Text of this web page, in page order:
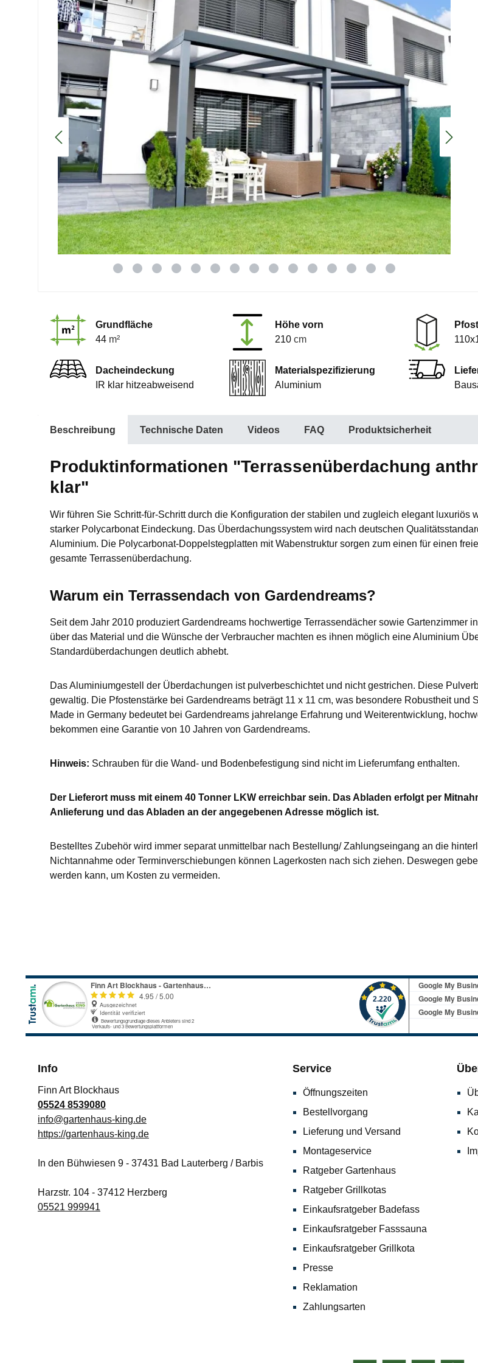
Grundfläche
44 m²
Höhe vorn
210 cm
Dacheindeckung
IR klar hitzeabweisend
Materialspezifizierung
Aluminium
Beschreibung Technische Daten Videos FAQ Produktsicherheit
Produktinformationen "Terrassenüberdachung
klar"
Wir führen Sie Schritt-für-Schritt durch die Konfiguration der stabilen und zugleich elegant luxuriös
starker Polycarbonat Eindeckung. Das Überdachungssystem wird nach deutschen
Aluminium. Die Polycarbonat-Doppelstegplatten mit Wabenstruktur sorgen zum einen für einen
gesamte Terrassenüberdachung.
Warum ein Terrassendach von Gardendreams?
Seit dem Jahr 2010 produziert Gardendreams hochwertige Terrassendächer sowie
über das Material und die Wünsche der Verbraucher machten es ihnen möglich eine Aluminium
Standardüberdachungen deutlich abhebt.
Das Aluminiumgestell der Überdachungen ist pulverbeschichtet und nicht gestrichen. Diese
gewaltig. Die Pfostenstärke bei Gardendreams beträgt 11 x 11 cm, was besondere Robustheit
Made in Germany bedeutet bei Gardendreams jahrelange Erfahrung und Weiterentwicklung,
bekommen eine Garantie von 10 Jahren von Gardendreams.
Hinweis: Schrauben für die Wand- und Bodenbefestigung sind nicht im Lieferumfang enthalten.
Der Lieferort muss mit einem 40 Tonner LKW erreichbar sein. Das Abladen erfolgt per
Anlieferung und das Abladen an der angegebenen Adresse möglich ist.
Bestelltes Zubehör wird immer separat unmittelbar nach Bestellung/ Zahlungseingang an die
Nichtannahme oder Terminverschiebungen können Lagerkosten nach sich ziehen. Deswegen
werden kann, um Kosten zu vermeiden.
Info
Finn Art Blockhaus
05524 8539080
info@gartenhaus-king.de
https://gartenhaus-king.de
In den Bühwiesen 9 - 37431 Bad Lauterberg / Barbis
Harzstr. 104 - 37412 Herzberg
05521 999941
Service
Öffnungszeiten
Bestellvorgang
Lieferung und Versand
Montageservice
Ratgeber Gartenhaus
Ratgeber Grillkotas
Einkaufsratgeber Badefass
Einkaufsratgeber Fasssauna
Einkaufsratgeber Grillkota
Presse
Reklamation
Zahlungsarten